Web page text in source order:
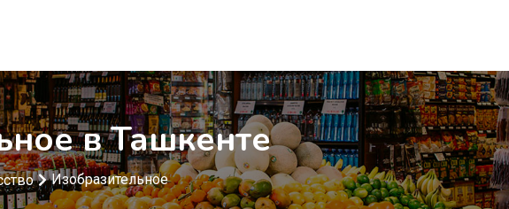
в Ташкенте
Изобразительное